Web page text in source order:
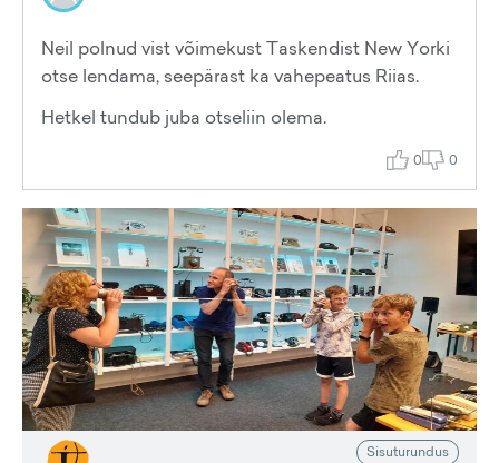
Neil polnud vist võimekust Taskendist New Yorki
otse lendama, seepärast ka vahepeatus Riias.
Hetkel tundub juba otseliin olema.
0 0
Sisuturundus